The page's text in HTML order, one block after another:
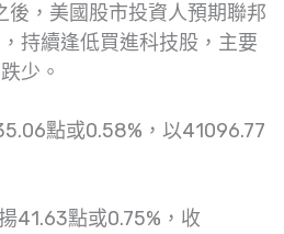
後，美國股市投資人預期聯邦
持續逢低買進科技股，主要
少。
點或0.58%，以41096.77
41.63點或0.75%，收